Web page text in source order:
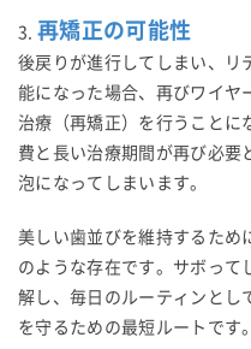
3. 再矯正の可能性
後戻りが進行してしまい、リ
能になった場合、再びワイヤ
治療（再矯正）を行うことに
費と長い治療期間が再び必要
泡になってしまいます。
美しい歯並びを維持するため
のような存在です。サボって
解し、毎日のルーティンとし
を守るための最短ルートです。